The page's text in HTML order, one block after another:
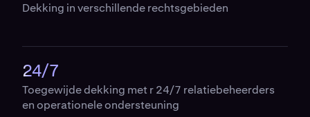
Dekking in verschillende rechtsgebieden
24/7
Toegewijde dekking met r 24/7 relatiebeheerders
en operationele ondersteuning